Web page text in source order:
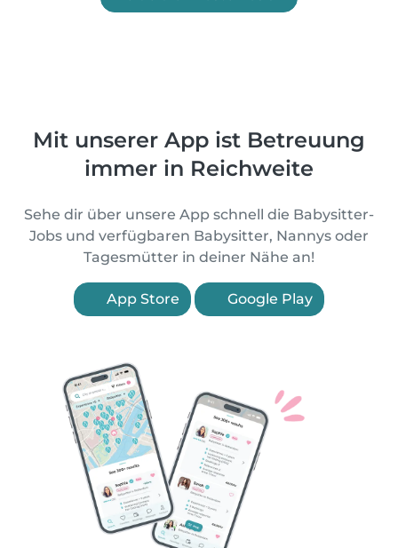
Mit unserer App ist Betreuung
immer in Reichweite
Sehe dir über unsere App schnell die Babysitter-
Jobs und verfügbaren Babysitter, Nannys oder
Tagesmütter in deiner Nähe an!
App Store Google Play